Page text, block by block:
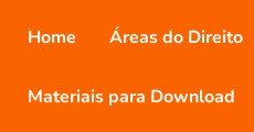
Home Áreas do Direito
Materiais para Download